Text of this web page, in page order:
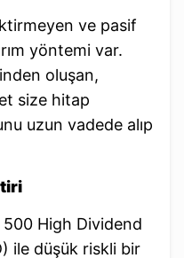
ve pasif
yöntemi var.
oluşan,
size hitap
uzun vadede alıp
500 High Dividend
ile düşük riskli bir